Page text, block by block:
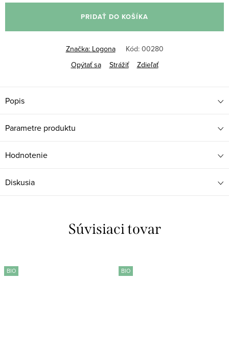
cena:
PRIDAŤ DO KOŠÍKA
Značka: Logona Kód: 00280
Opýtať sa
Strážiť Zdieľať
Popis
Parametre produktu
Hodnotenie
Diskusia
Súvisiaci tovar
BIO BIO